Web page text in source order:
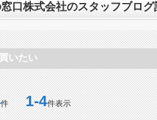
口株式会社のスタッフブロ
いたい
件1-4件表示